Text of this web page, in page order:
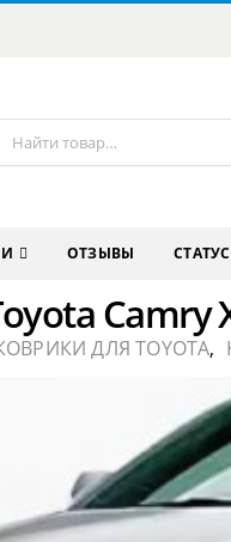
ОТЗЫВЫ
Camry
ДЛЯ TOYOTA,